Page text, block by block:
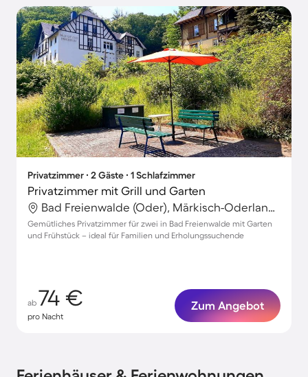
Privatzimmer ∙ 2 Gäste ∙ 1 Schlafzimmer
Privatzimmer mit Grill und Garten
Bad Freienwalde (Oder), Märkisch-Oderland, Deutschland
Gemütliches Privatzimmer für zwei in Bad Freienwalde mit Garten
und Frühstück – ideal für Familien und Erholungssuchende
ab 74 €
pro Nacht
Zum Angebot